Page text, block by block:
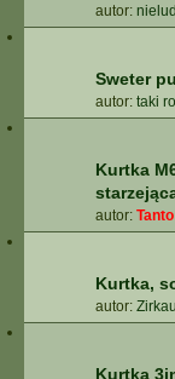
autor:
Sweter
autor: taki
Kurtka
autor: Tanto
Kurtka,
autor: Zirkau
Kurtka